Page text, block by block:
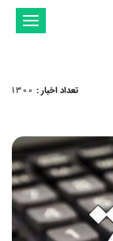
تغییر
تعداد اخبار:
1300